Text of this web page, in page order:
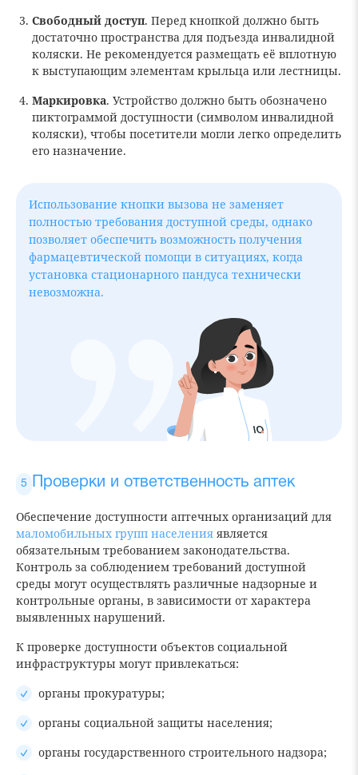
Свободный доступ. Перед кнопкой должно быть
достаточно пространства для подъезда инвалидной
коляски. Не рекомендуется размещать её вплотную
к выступающим элементам крыльца или лестницы.
Маркировка. Устройство должно быть обозначено
пиктограммой доступности (символом инвалидной
коляски), чтобы посетители могли легко определить
его назначение.
Использование кнопки вызова не заменяет
полностью требования доступной среды, однако
позволяет обеспечить возможность получения
фармацевтической помощи в ситуациях, когда
установка стационарного пандуса технически
невозможна.
Проверки и ответственность аптек
Обеспечение доступности аптечных организаций для
маломобильных групп населения является
обязательным требованием законодательства.
Контроль за соблюдением требований доступной
среды могут осуществлять различные надзорные и
контрольные органы, в зависимости от характера
выявленных нарушений.
К проверке доступности объектов социальной
инфраструктуры могут привлекаться:
органы прокуратуры;
органы социальной защиты населения;
органы государственного строительного надзора;